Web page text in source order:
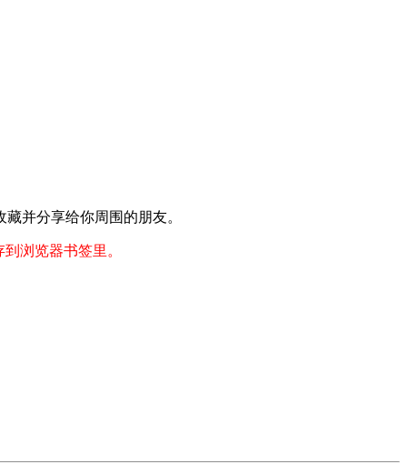
并分享给你周围的朋友。
浏览器书签里。